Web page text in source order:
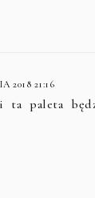
2018 21:16
ta paleta